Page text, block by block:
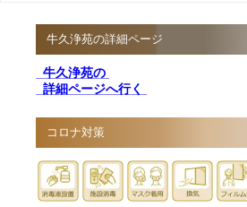
牛久浄苑の詳細ページ
牛久浄苑の
詳細ページへ行く
コロナ対策